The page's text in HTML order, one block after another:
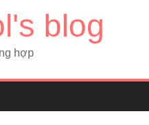
blog
hợp